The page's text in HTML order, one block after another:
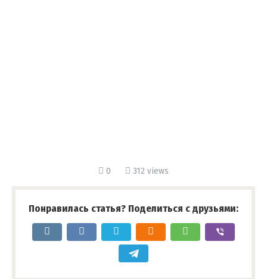
0 312 views
Понравилась статья? Поделиться с друзьями: